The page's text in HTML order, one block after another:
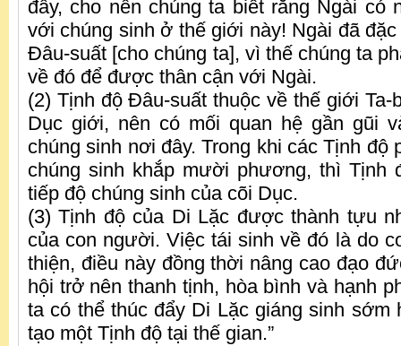
đây, cho nên chúng ta biết rằng Ngài có
với chúng sinh ở thế giới này! Ngài đã
Đâu-suất [cho chúng ta], vì thế chúng ta
về đó để được thân cận với Ngài.
(2) Tịnh độ Đâu-suất thuộc về thế giới Ta-
Dục giới, nên có mối quan hệ gần gũi
chúng sinh nơi đây. Trong khi các Tịnh độ
chúng sinh khắp mười phương, thì Tịnh
tiếp độ chúng sinh của cõi Dục.
(3) Tịnh độ của Di Lặc được thành tựu
của con người. Việc tái sinh về đó là do
thiện, điều này đồng thời nâng cao đạo
hội trở nên thanh tịnh, hòa bình và hạnh
ta có thể thúc đẩy Di Lặc giáng sinh sớm
tạo một Tịnh độ tại thế gian.”